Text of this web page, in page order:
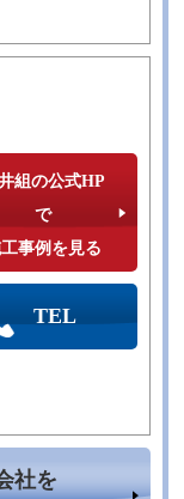
組の公式HP
で
事例を見る
TEL
社を